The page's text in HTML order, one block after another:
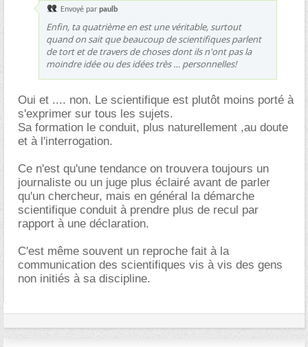
Envoyé par paulb
Enfin, ta quatrième en est une véritable, surtout
quand on sait que beaucoup de scientifiques parlent
de tort et de travers de choses dont ils n'ont pas la
moindre idée ou des idées très … personnelles!
Oui et .... non. Le scientifique est plutôt moins porté à
s'exprimer sur tous les sujets.
Sa formation le conduit, plus naturellement ,au doute
et à l'interrogation.
Ce n'est qu'une tendance on trouvera toujours un
journaliste ou un juge plus éclairé avant de parler
qu'un chercheur, mais en général la démarche
scientifique conduit à prendre plus de recul par
rapport à une déclaration.
C'est même souvent un reproche fait à la
communication des scientifiques vis à vis des gens
non initiés à sa discipline.